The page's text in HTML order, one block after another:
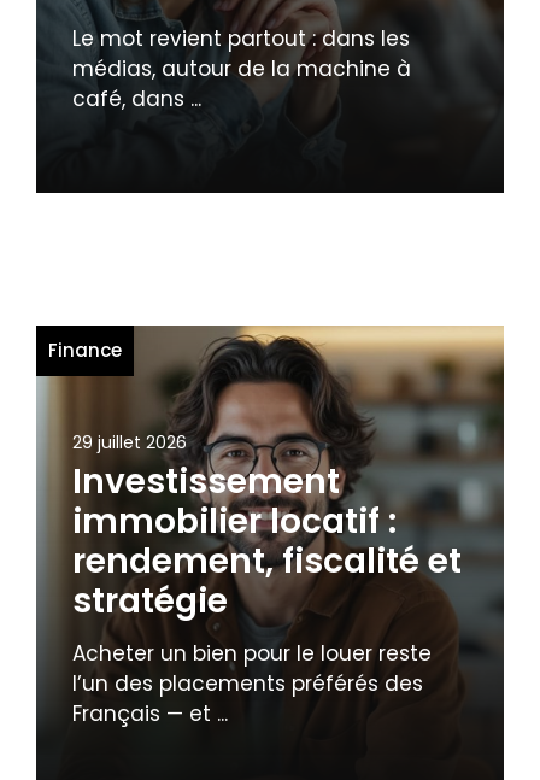
Le mot revient partout : dans les
médias, autour de la machine à
café, dans ...
Finance
29 juillet 2026
Investissement
immobilier locatif :
rendement, fiscalité et
stratégie
Acheter un bien pour le louer reste
l’un des placements préférés des
Français — et ...